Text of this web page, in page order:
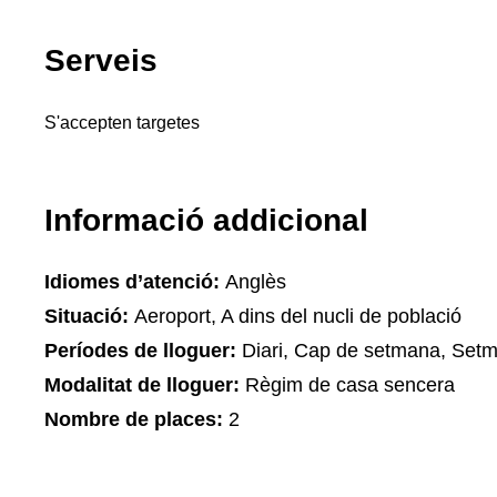
Serveis
S'accepten targetes
Informació addicional
Idiomes d’atenció: Anglès
Situació: Aeroport, A dins del nucli de població
Períodes de lloguer: Diari, Cap de setmana,
Modalitat de lloguer: Règim de casa sencera
Nombre de places: 2